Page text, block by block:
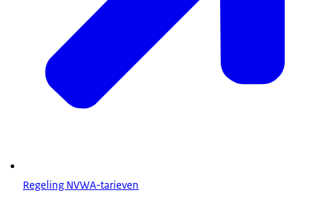
Regeling NVWA-tarieven